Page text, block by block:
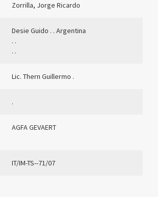
Zorrilla, Jorge Ricardo
Desie Guido . . Argentina
. .
. .
Lic. Thern Guillermo .
.
AGFA GEVAERT
IT/IM-TS--71/07